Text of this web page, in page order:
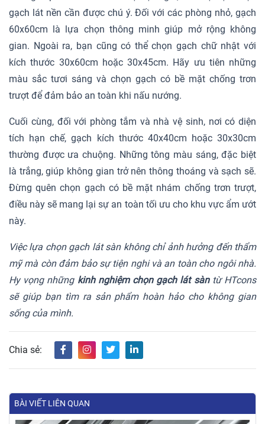
gạch lát nền cần được chú ý. Đối với các phòng nhỏ, gạch
60x60cm là lựa chọn thông minh giúp mở rộng không
gian. Ngoài ra, bạn cũng có thể chọn gạch chữ nhật với
kích thước 30x60cm hoặc 30x45cm. Hãy ưu tiên những
màu sắc tươi sáng và chọn gạch có bề mặt chống trơn
trượt để đảm bảo an toàn khi nấu nướng.
Cuối cùng, đối với phòng tắm và nhà vệ sinh, nơi có diện
tích hạn chế, gạch kích thước 40x40cm hoặc 30x30cm
thường được ưa chuộng. Những tông màu sáng, đặc biệt
là trắng, giúp không gian trở nên thông thoáng và sạch sẽ.
Đừng quên chọn gạch có bề mặt nhám chống trơn trượt,
điều này sẽ mang lại sự an toàn tối ưu cho khu vực ẩm ướt
này.
Việc lựa chọn gạch lát sàn không chỉ ảnh hưởng đến thẩm
mỹ mà còn đảm bảo sự tiện nghi và an toàn cho ngôi nhà.
Hy vọng những kinh nghiệm chọn gạch lát sàntừ HTcons
sẽ giúp bạn tìm ra sản phẩm hoàn hảo cho không gian
sống của mình.
Chia sẻ:
BÀI VIẾT LIÊN QUAN